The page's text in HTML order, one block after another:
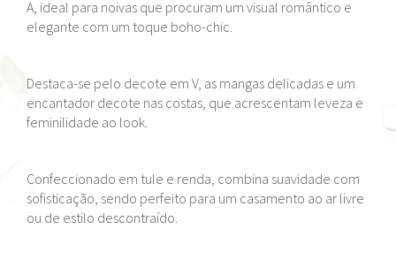
A, ideal para noivas que procuram um visual romântico e
elegante com um toque boho-chic.
Destaca-se pelo decote em V, as mangas delicadas e um
encantador decote nas costas, que acrescentam leveza e
feminilidade ao look.
Confeccionado em tule e renda, combina suavidade com
sofisticação, sendo perfeito para um casamento ao ar livre
ou de estilo descontraído.